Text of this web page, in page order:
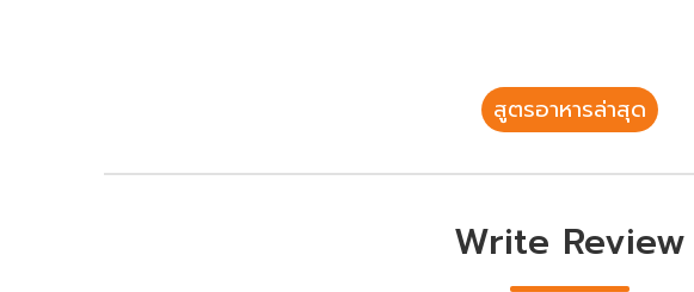
สูตรอาหารล่าสุด
Write Review